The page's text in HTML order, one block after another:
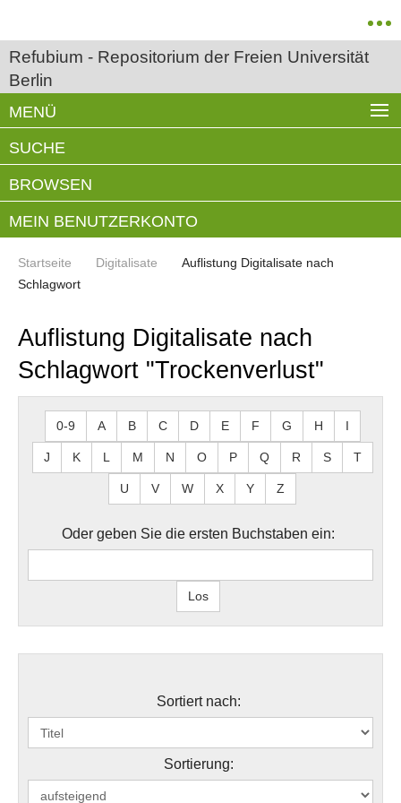
Refubium - Repositorium der Freien Universität
Berlin
MENÜ
SUCHE
BROWSEN
MEIN BENUTZERKONTO
Startseite Digitalisate
Auflistung Digitalisate nach
Schlagwort
Auflistung Digitalisate nach
Schlagwort "Trockenverlust"
0-9 A B C D E F G H I
J K L M N O P Q R S T
U V W X Y Z
Oder geben Sie die ersten Buchstaben ein:
Sortiert nach:
Sortierung: